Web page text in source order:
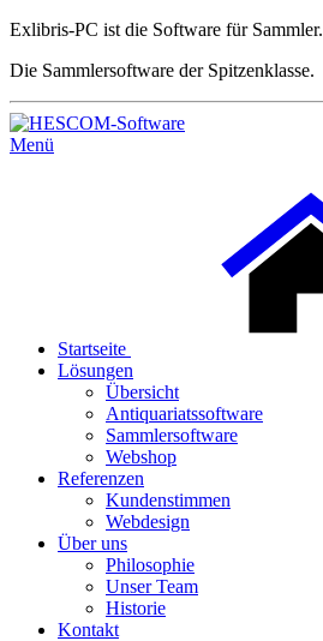
Exlibris-PC ist die Software für Sammler.
Die Sammlersoftware der Spitzenklasse.
Menü
Startseite
Lösungen
Übersicht
Antiquariatssoftware
Sammlersoftware
Webshop
Referenzen
Kundenstimmen
Webdesign
Über uns
Philosophie
Unser Team
Historie
Kontakt